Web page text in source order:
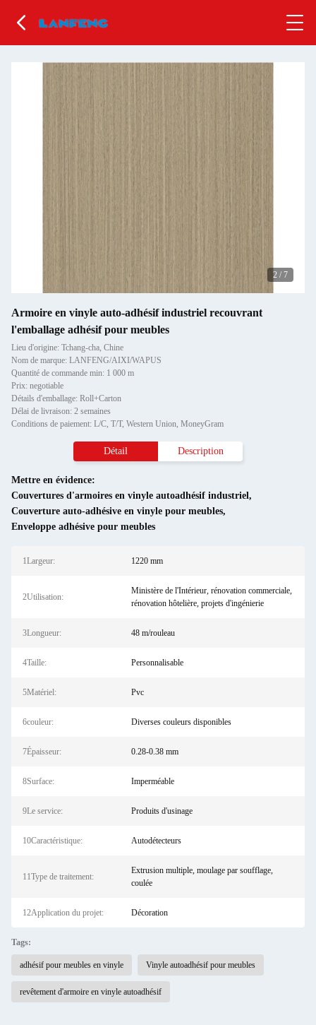
2 / 7
Armoire en vinyle auto-adhésif industriel recouvrant
l'emballage adhésif pour meubles
Lieu d'origine: Tchang-cha, Chine
Nom de marque: LANFENG/AIXI/WAPUS
Quantité de commande min: 1 000 m
Prix: negotiable
Détails d'emballage: Roll+Carton
Délai de livraison: 2 semaines
Conditions de paiement: L/C, T/T, Western Union, MoneyGram
Détail Description
Mettre en évidence:
Couvertures d'armoires en vinyle autoadhésif industriel,
Couverture auto-adhésive en vinyle pour meubles,
Enveloppe adhésive pour meubles
1Largeur: 1220 mm
2Utilisation:
Ministère de l'Intérieur, rénovation commerciale,
rénovation hôtelière, projets d'ingénierie
3Longueur: 48 m/rouleau
4Taille: Personnalisable
5Matériel: Pvc
6couleur: Diverses couleurs disponibles
7Épaisseur: 0.28-0.38 mm
8Surface: Imperméable
9Le service: Produits d'usinage
10Caractéristique: Autodétecteurs
11Type de traitement:
Extrusion multiple, moulage par soufflage,
coulée
12Application du projet: Décoration
Tags:
adhésif pour meubles en vinyle Vinyle autoadhésif pour meubles
revêtement d'armoire en vinyle autoadhésif